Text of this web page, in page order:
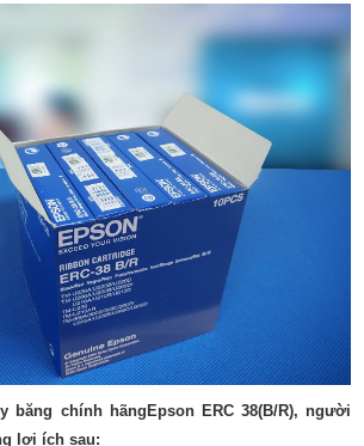
băng chính hãngEpson ERC 38(B/R), người
lợi ích sau: